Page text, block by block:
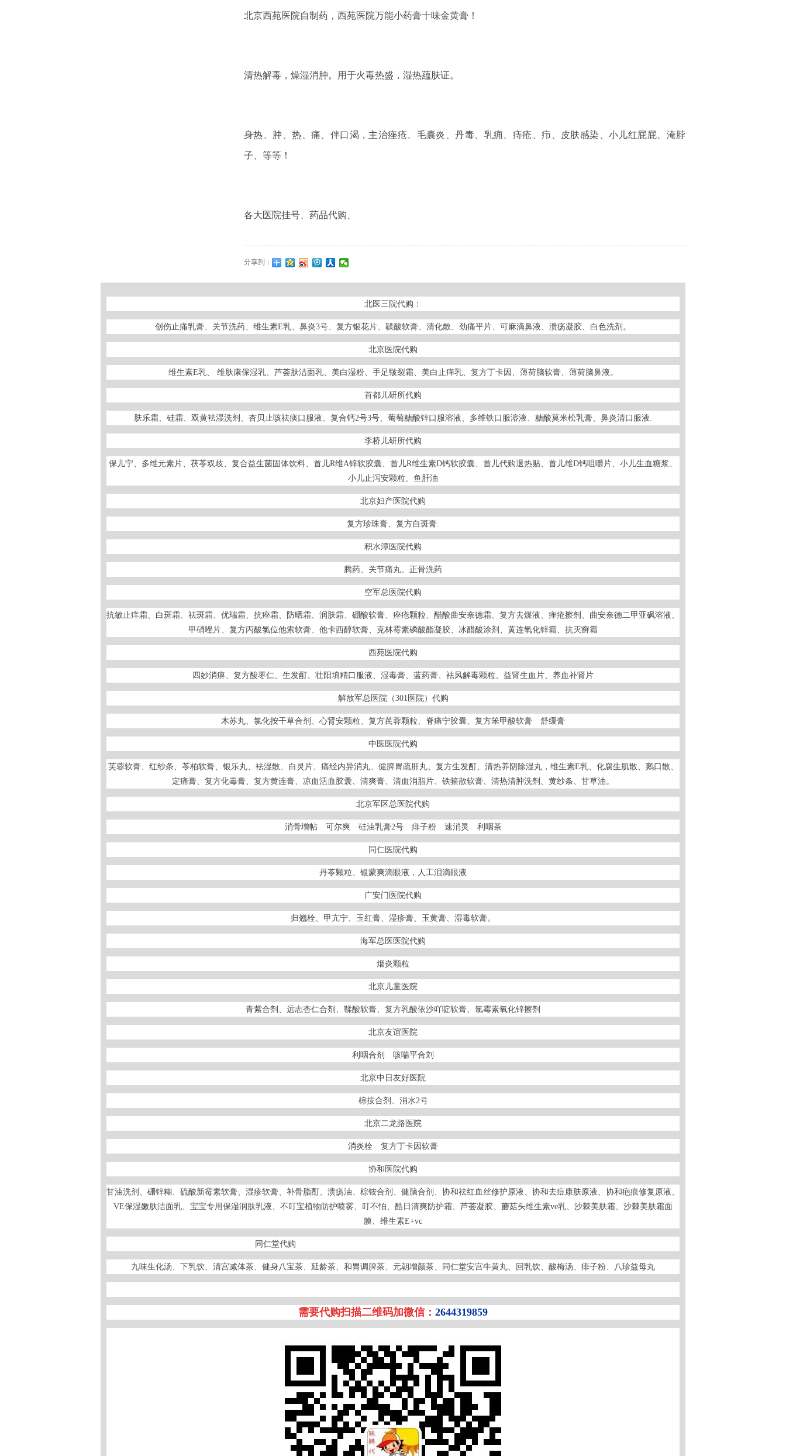
北京西苑医院自制药，西苑医院万能小药膏十味金黄膏！
清热解毒，燥湿消肿。用于火毒热盛，湿热藴肤证。
身热、肿、热、痛、伴口渴，主治痤疮、毛囊炎、丹毒、乳痈、痔疮、疖、皮肤感染、小儿红屁屁、淹脖
子、等等！
各大医院挂号、药品代购、
分享到：
北医三院代购：
创伤止痛乳膏、关节洗药、维生素E乳、鼻炎3号、复方银花片、鞣酸软膏、清化散、劲痛平片、可麻滴鼻液、溃疡凝胶、白色洗剂。
北京医院代购
维生素E乳、 维肤康保湿乳、芦荟肤洁面乳、美白湿粉、手足皲裂霜、美白止痒乳、复方丁卡因、薄荷脑软膏、薄荷脑鼻液。
首都儿研所代购
肤乐霜、硅霜、双黄袪湿洗剂、杏贝止咳祛痰口服液、复合钙2号3号、葡萄糖酸锌口服溶液、多维铁口服溶液、糖酸莫米松乳膏、鼻炎清口服液.
李桥儿研所代购
保儿宁、多维元素片、茯苓双歧、复合益生菌固体饮料、首儿R维A锌软胶囊、首儿R维生素D钙软胶囊、首儿代购退热贴、首儿维D钙咀嚼片、小儿生血糖浆、
小儿止泻安颗粒、鱼肝油
北京妇产医院代购
复方珍珠膏、复方白斑膏.
积水潭医院代购
腾药、关节痛丸、正骨洗药
空军总医院代购
抗敏止痒霜、白斑霜、祛斑霜、优瑞霜、抗痤霜、防晒霜、润肤霜、硼酸软膏、痤疮颗粒、醋酸曲安奈德霜、复方去煤液、痤疮擦剂、曲安奈德二甲亚砜溶液、
甲硝唑片、复方丙酸氯位他索软膏、他卡西醇软膏、克林霉素磷酸酯凝胶、冰醋酸涂剂、黄连氧化锌霜、抗灭癣霜
西苑医院代购
四妙消痹、复方酸枣仁、生发酊、壮阳填精口服液、湿毒膏、蓝药膏、袪风解毒颗粒、益肾生血片、养血补肾片
解放军总医院（301医院）代购
木苏丸、氯化按干草合剂、心肾安颗粒、复方芪蓉颗粒、脊痛宁胶囊、复方笨甲酸软膏 舒缓膏
中医医院代购
芙蓉软膏、红纱条、苓柏软膏、银乐丸、袪湿散、白灵片、痛经内异消丸、健脾胃疏肝丸、复方生发酊、清热养阴除湿丸，维生素E乳、化腐生肌散、鹅口散、
定痛膏、复方化毒膏、复方黄连膏、凉血活血胶囊、清爽膏、清血消脂片、铁箍散软膏、清热清肿洗剂、黄纱条、甘草油。
北京军区总医院代购
消骨增帖 可尔爽 硅油乳膏2号 痱子粉 速消灵 利咽茶
同仁医院代购
丹苓颗粒、银蒙爽滴眼液，人工泪滴眼液
广安门医院代购
归翘栓、甲亢宁、玉红膏、湿疹膏、玉黄膏、湿毒软膏。
海军总医医院代购
烟炎颗粒
北京儿童医院
青紫合剂、远志杏仁合剂、鞣酸软膏、复方乳酸依沙吖啶软膏、氯霉素氧化锌擦剂
北京友谊医院
利咽合剂 咳喘平合刘
北京中日友好医院
棕按合剂、消水2号
北京二龙路医院
消炎栓 复方丁卡因软膏
协和医院代购
甘油洗剂、硼锌糊、硫酸新霉素软膏、湿疹软膏、补骨脂酊、溃疡油、棕铵合剂、健脑合剂、协和祛红血丝修护原液、协和去痘康肤原液、协和疤痕修复原液、
VE保湿嫩肤洁面乳、宝宝专用保湿润肤乳液、不叮宝植物防护喷雾、叮不怕、酷日清爽防护霜、芦荟凝胶、蘑菇头维生素ve乳、沙棘美肤霜、沙棘美肤霜面
膜、维生素E+vc
同仁堂代购
九味生化汤、下乳饮、清宫减体茶、健身八宝茶、延龄茶、和胃调脾茶、元朝增颜茶、同仁堂安宫牛黄丸、回乳饮、酸梅汤、痱子粉、八珍益母丸
需要代购扫描二维码加微信： 2644319859